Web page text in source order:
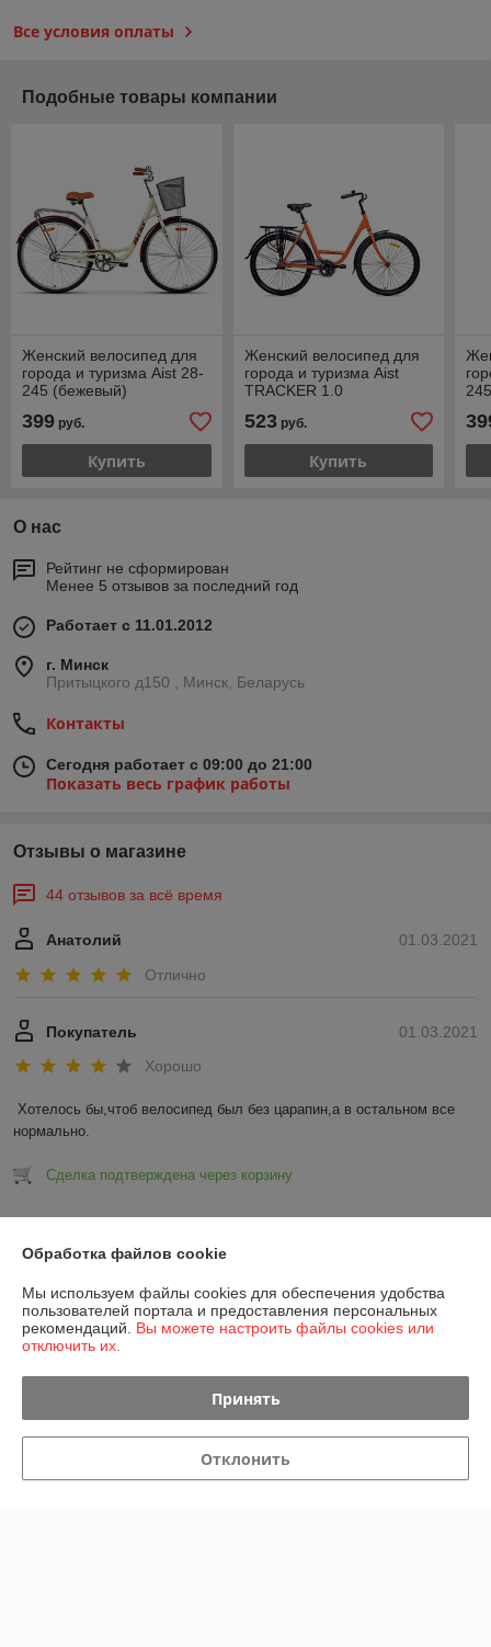
Все условия оплаты
Подобные товары компании
Женский велосипед для
города и туризма Aist 28-
245 (бежевый)
399 руб.
Купить
Женский велосипед для
города и туризма Aist
TRACKER 1.0
523руб.
Купить
О нас
Рейтинг не сформирован
Менее 5 отзывов за последний год
Работает с 11.01.2012
г. Минск
Притыцкого д150 , Минск, Беларусь
Контакты
Сегодня работает с 09:00 до 21:00
Показать весь график работы
Отзывы о магазине
44 отзывов за всё время
01.03.2021
Анатолий
Отлично
01.03.2021
Покупатель
Хорошо
Хотелось бы,чтоб велосипед был без царапин,а в остальном все
нормально.
Сделка подтверждена через корзину
О нас
Контакты
Обработка файлов cookie
Мы используем файлы cookies для обеспечения удобства
пользователей портала и предоставления персональных
рекомендаций. Вы можете настроить файлы cookies или
отключить их.
Принять
Отклонить